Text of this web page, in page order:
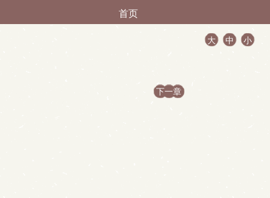
首页
大 中 小
下一章